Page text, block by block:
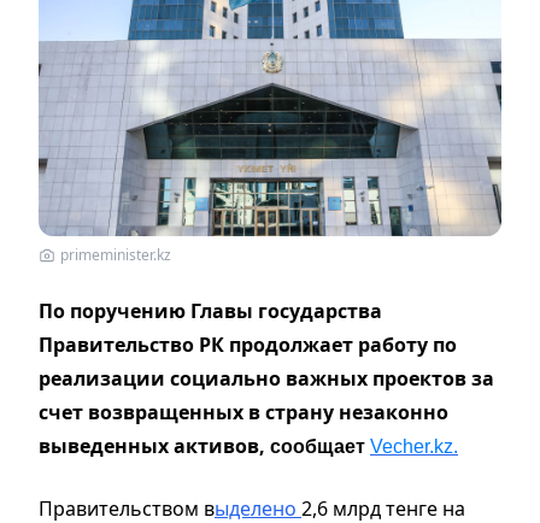
primeminister.kz
По поручению Главы государства
Правительство РК продолжает работу по
реализации социально важных проектов за
счет возвращенных в страну незаконно
выведенных активов, сообщает Vecher.kz.
Правительством выделено 2,6 млрд тенге на